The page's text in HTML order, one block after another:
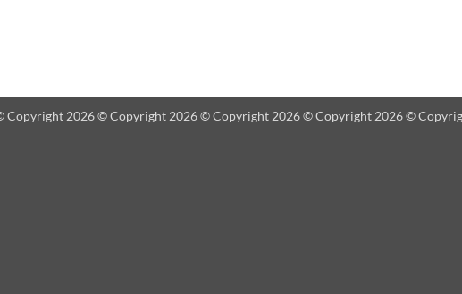
2026 © Copyright 2026 © Copyright 2026 © Copyright 2026 ©